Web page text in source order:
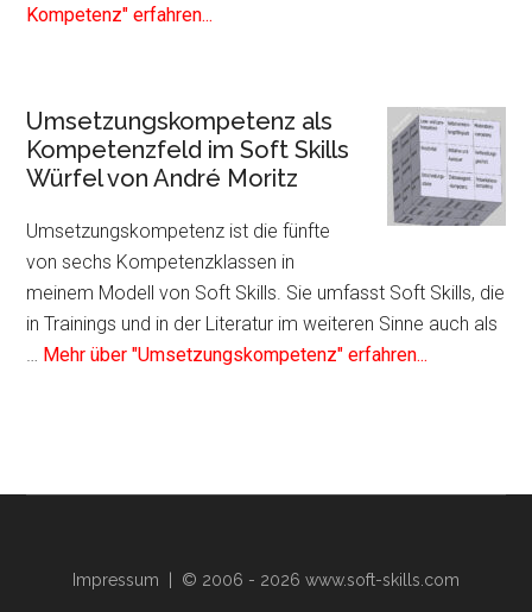
Moritz
Kompetenz" erfahren...
Mentale
Kompetenz
als
im
Soft
Skills
Würfel
von
Umsetzungskompetenz als
Kompetenzfeld im Soft Skills
Würfel von André Moritz
Umsetzungskompetenz ist die fünfte
von sechs Kompetenzklassen in
meinem Modell von Soft Skills. Sie umfasst Soft Skills, die
in Trainings und in der Literatur im weiteren Sinne auch als
… Mehr über "Umsetzungskompetenz" erfahren...
Impressum | © 2006 - 2026 www.soft-skills.com